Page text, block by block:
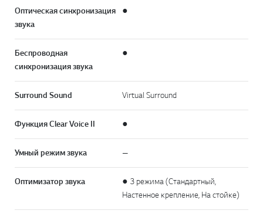
Оптическая синхронизация
звука
●
Беспроводная
синхронизация звука
●
Surround Sound Virtual Surround
Функция Clear Voice II ●
Умный режим звука —
Оптимизатор звука
● 3 режима (Стандартный,
Настенное крепление, На стойке)